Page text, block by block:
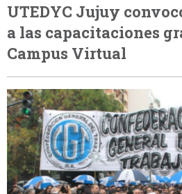
UTEDYC Jujuy
a las capacitaciones
Campus Virtual